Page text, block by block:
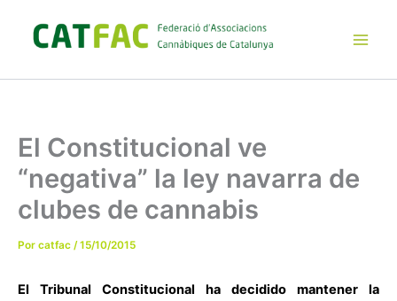
contenido
El Constitucional ve
“negativa” la ley navarra de
clubes de cannabis
Por catfac /15/10/2015
El Tribunal Constitucional ha decidido mantener la